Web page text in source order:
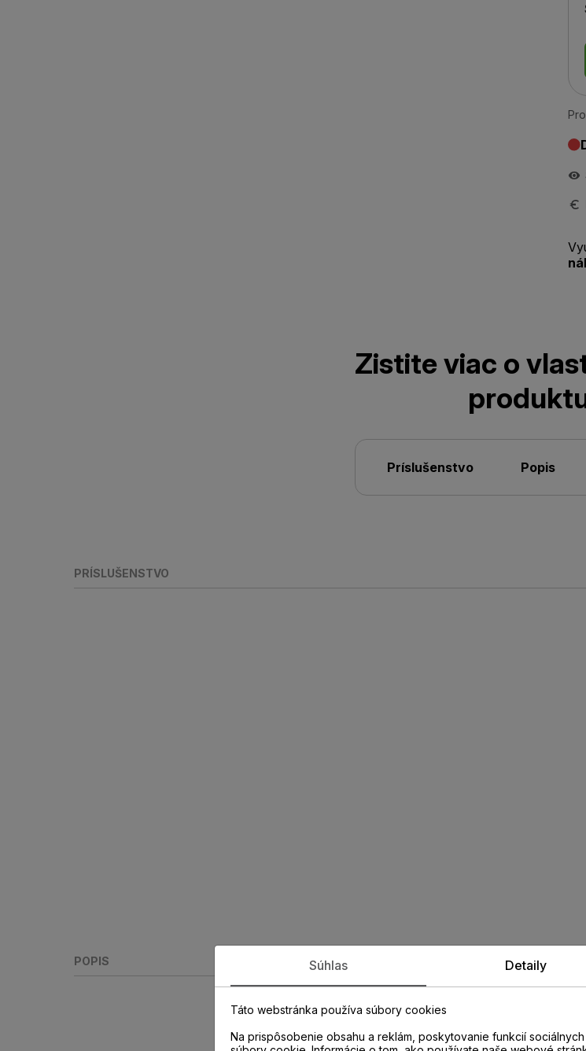
Zistite viac o
Príslušenstvo Popis
PRÍSLUŠENSTVO
POPIS Súhlas Detaily
Táto webstránka používa súbory cookies
Na prispôsobenie obsahu a reklám, poskytovanie funkcií